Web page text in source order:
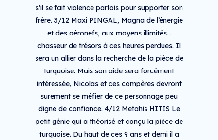
s'il se fait violence parfois pour supporter son
frère. 3/12 Maxi PINGAL, Magna de l’énergie
et des aéronefs, aux moyens illimités...
chasseur de trésors à ces heures perdues. Il
sera un allier dans la recherche de la pièce de
turquoise. Mais son aide sera forcément
intéressée, Nicolas et ces compères devront
surement se méfier de ce personnage peu
digne de confiance. 4/12 Metahis HITIS Le
petit génie qui a théorisé et conçu la pièce de
turquoise. Du haut de ces 9 ans et demi il a